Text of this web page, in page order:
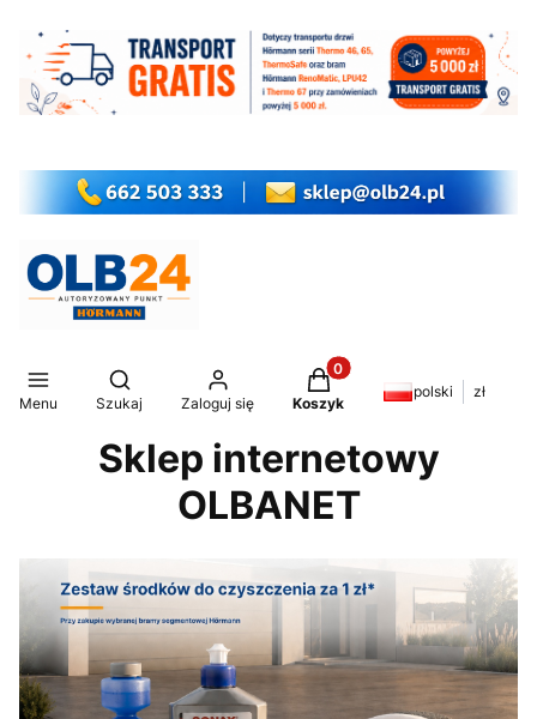
Menu
Otwórz wyszukiwarkę
Szukaj Zaloguj się
Produkty w koszyku: 0.
Koszyk
polski zł
Sklep internetowy
OLBANET